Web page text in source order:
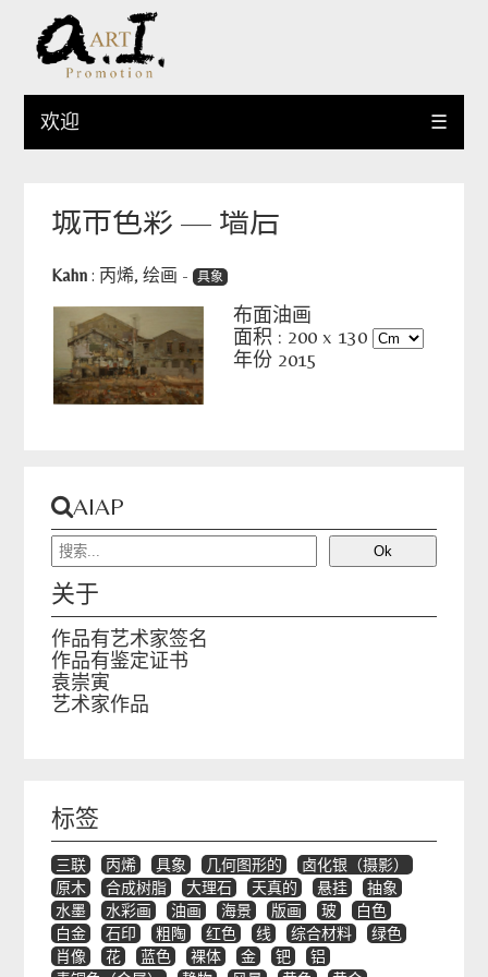
欢迎 ☰
城市色彩 — 墙后
Kahn: 丙烯,绘画 - 具象
布面油画
面积 : 200 x 130
年份 2015
AIAP
关于
作品有艺术家签名
作品有鉴定证书
袁崇寅
艺术家作品
标签
三联 丙烯 具象 几何图形的
卤化银（摄影）
原木
合成树脂 大理石 天真的 悬挂
抽象
水墨
水彩画 油画 海景 版画 玻
白色
白金
石印 粗陶 红色 线 综合材料
绿色
肖像
花 蓝色 裸体 金 钯
铝